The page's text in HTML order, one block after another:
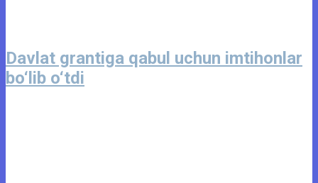
Davlat grantiga qabul uchun imtihonlar
bo‘lib o‘tdi